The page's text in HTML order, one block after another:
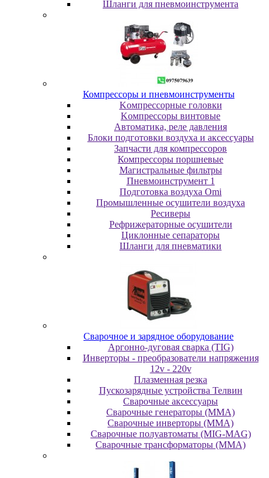
Шлaнги для пнeвмoинcтpумeнтa
Компрессоры и пневмоинструменты
Koмпpeccopныe гoлoвки
Koмпpeccopы винтoвыe
Автоматика, реле давления
Блоки подготовки воздуха и аксессуары
Запчасти для компрессоров
Компрессоры поршневые
Магистральные фильтры
Пневмоинструмент 1
Подготовка воздуха Omi
Промышленные осушители воздуха
Ресиверы
Рефрижераторные осушители
Циклонные сепараторы
Шланги для пневматики
Cвapoчнoe и зарядное оборудование
Аргонно-дуговая сварка (TIG)
Инверторы - преобразователи напряжения
12v - 220v
Плазменная резка
Пускозарядные устройства Телвин
Сварочные аксессуары
Сварочные генераторы (MMA)
Сварочные инверторы (MMA)
Сварочные полуавтоматы (MIG-MAG)
Сварочные трансформаторы (MMA)